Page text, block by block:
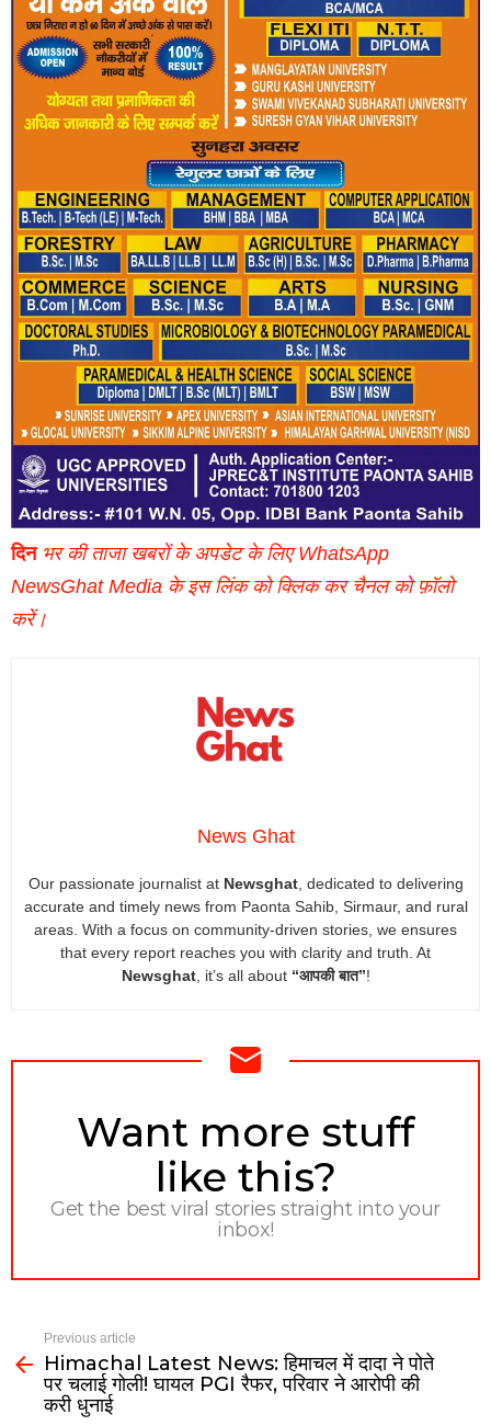
दिनभर की ताजा खबरों के अपडेट के लिए WhatsApp
NewsGhat Media के इस लिंक को क्लिक कर चैनल को फ़ॉलो
करें।
News Ghat
Our passionate journalist at Newsghat, dedicated to delivering
accurate and timely news from Paonta Sahib, Sirmaur, and rural
areas. With a focus on community-driven stories, we ensures
that every report reaches you with clarity and truth. At
Newsghat, it’s all about “आपकी बात”!
NEWSLETTER
Want more stuff
like this?
Get the best viral stories straight into your
inbox!
Previous article
Himachal Latest News: हिमाचल में दादा ने पोते
पर चलाई गोली! घायल PGI रैफर, परिवार ने आरोपी की
करी धुनाई